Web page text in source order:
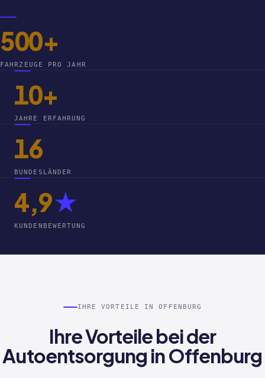
500+
FAHRZEUGE PRO JAHR
10+
JAHRE ERFAHRUNG
16
BUNDESLÄNDER
4,9★
KUNDENBEWERTUNG
IHRE VORTEILE IN OFFENBURG
Ihre Vorteile bei der
Autoentsorgung in Offenburg